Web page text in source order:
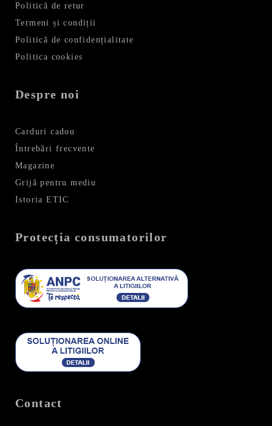
Politică de retur
Termeni și condiții
Politică de confidențialitate
Politica cookies
Despre noi
Carduri cadou
Întrebări frecvente
Magazine
Grijă pentru mediu
Istoria ETIC
Protecția consumatorilor
Contact